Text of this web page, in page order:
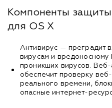
Компоненты
для OS X
Антивирус — преградит
вирусам и вредоносному
проникших вирусов.
обеспечит проверку
реального времени,
опасные интернет-